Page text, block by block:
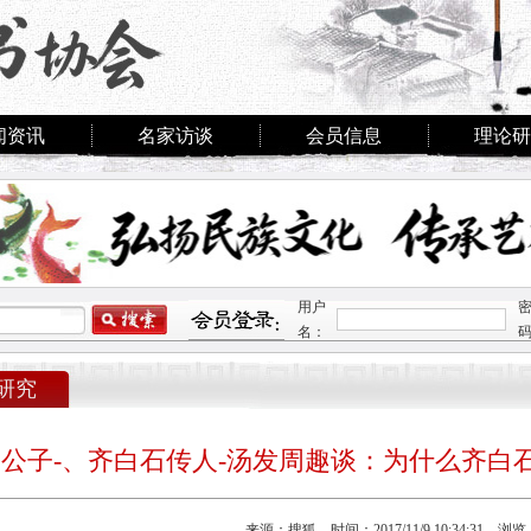
资讯 名家访谈 会员信息 理论
用户
名：
究
子-、齐白石传人-汤发周趣谈：为什么齐白